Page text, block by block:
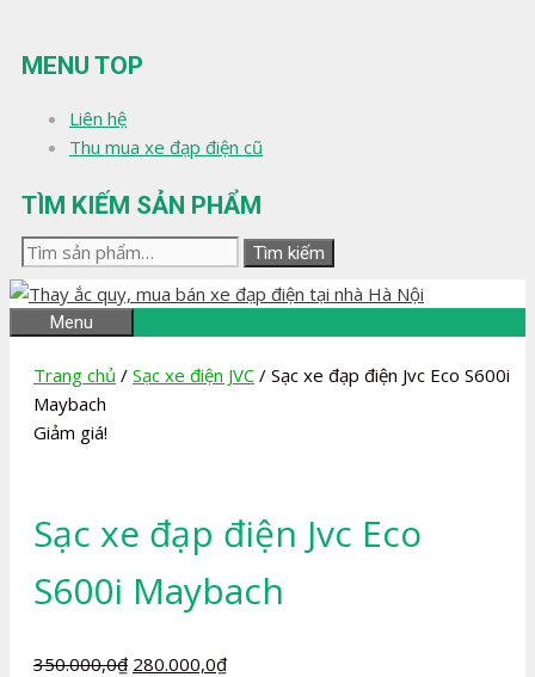
đến
nội
MENU TOP
Liên hệ
Thu mua xe đạp điện cũ
TÌM KIẾM SẢN PHẨM
Tìm
kiếm:
Tìm kiếm
Menu
Trang chủ / Sạc xe điện JVC / Sạc xe đạp điện Jvc Eco S600i
Maybach
Giảm giá!
Sạc xe đạp điện Jvc Eco
S600i Maybach
350.000,0₫ Giá
280.000,0₫Giá